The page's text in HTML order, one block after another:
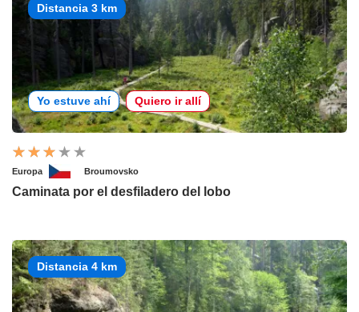
Distancia 3 km
Yo estuve ahí Quiero ir allí
Europa Broumovsko
Caminata por el desfiladero del lobo
Distancia 4 km